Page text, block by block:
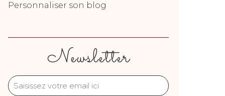
Newsletter
Personnaliser son blog